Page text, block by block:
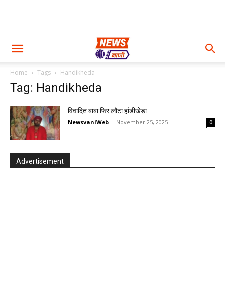
Home Tags Handikheda
Tag: Handikheda
विवादित बाबा फिर लौटा हांडीखेड़ा
NewsvaniWeb - November 25, 2025 0
Advertisement